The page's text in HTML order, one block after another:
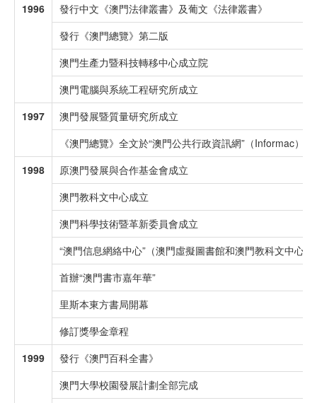
1996
發行中文《澳門法律叢書》及葡文《法律叢書》
發行《澳門總覽》第二版
澳門生產力暨科技轉移中心成立院
澳門電腦與系統工程研究所成立
1997
澳門發展暨質量研究所成立
《澳門總覽》全文於“澳門公共行政資訊網”（Informac）發
1998
原澳門發展與合作基金會成立
澳門教科文中心成立
澳門科學技術暨革新委員會成立
“澳門信息網絡中心”（澳門虛擬圖書館和澳門教科文中心
首辦“澳門書市嘉年華”
里斯本東方書局開幕
修訂獎學金章程
1999
發行《澳門百科全書》
澳門大學校園發展計劃全部完成